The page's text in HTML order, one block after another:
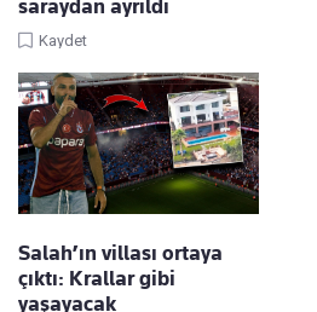
saraydan ayrıldı
Kaydet
Salah’ın villası ortaya
çıktı: Krallar gibi
yaşayacak